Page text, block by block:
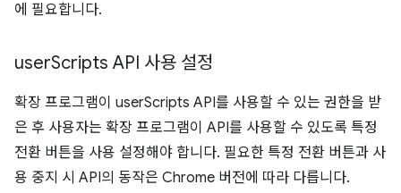
에 필요합니다.
userScripts API 사용 설정
확장 프로그램이 userScripts API를 사용할 수 있는 권한을 받
은 후 사용자는 확장 프로그램이 API를 사용할 수 있도록 특정
전환 버튼을 사용 설정해야 합니다. 필요한 특정 전환 버튼과 사
용 중지 시 API의 동작은 Chrome 버전에 따라 다릅니다.